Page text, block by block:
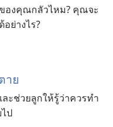
องคุณกลัวไหม? คุณจะ
ย่างไร?
าย
ละช่วยลูกให้รู้ว่าควรทำ
ไป